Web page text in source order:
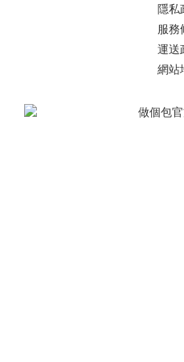
隱私
服務
運送
網站